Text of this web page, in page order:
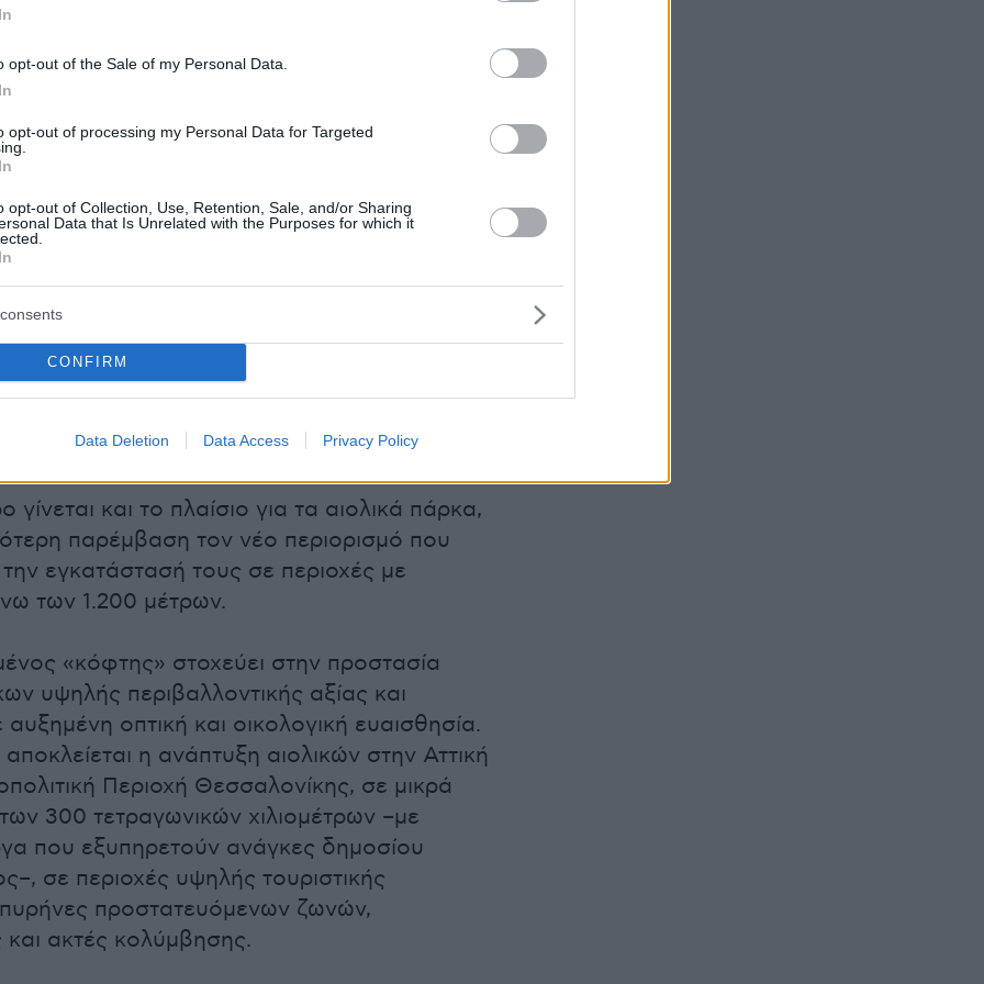
opt-out of the Sale of my Personal Data.
opt-out of processing my Personal Data for Targeted
opt-out of Collection, Use, Retention, Sale, and/or Sharing
Data that Is Unrelated with the Purposes for which it
CONFIRM
Data Deletion Data Access Privacy Policy
Ραμσάρ, εθνικούς δρυμούς,
τοπία, περιοχές με αναβαθμίδες,
δρόμων και ακτές κολύμβησης.
σαφές χωρικό όριο στην κάλυψη
νέοι φωτοβολταϊκοί σταθμοί που δεν έχουν
αδειοδότηση δεν θα μπορούν να
το 1,5% της συνολικής έκτασης ανά
Ενότητα. Η πρόβλεψη αυτή αποσκοπεί στην
έργων, στη διατήρηση της
γης και στη δικαιότερη γεωγραφική
επενδύσεων.
για τα αιολικά πάρκα
γίνεται και το πλαίσιο για τα αιολικά πάρκα,
παρέμβαση τον νέο περιορισμό που
εγκατάστασή τους σε περιοχές με
των 1.200 μέτρων.
«κόφτης» στοχεύει στην προστασία
υψηλής περιβαλλοντικής αξίας και
οπτική και οικολογική ευαισθησία.
η ανάπτυξη αιολικών στην Αττική
Περιοχή Θεσσαλονίκης, σε μικρά
300 τετραγωνικών χιλιομέτρων –με
που εξυπηρετούν ανάγκες δημοσίου
σε περιοχές υψηλής τουριστικής
προστατευόμενων ζωνών,
ακτές κολύμβησης.